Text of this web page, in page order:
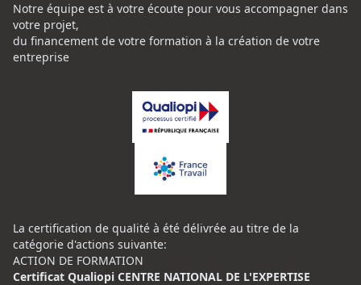
Notre équipe est à votre écoute pour vous accompagner dans
votre projet,
du financement de votre formation à la création de votre
entreprise
La certification de qualité à été délivrée au titre de la
catégorie d'actions suivante:
ACTION DE FORMATION
Certificat Qualiopi CENTRE NATIONAL DE L'EXPERTISE